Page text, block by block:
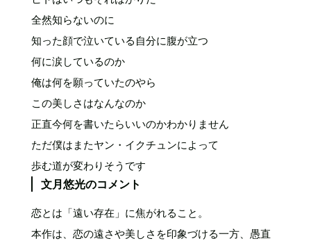
全然知らないのに
知った顔で泣いている自分に腹が立つ
何に涙しているのか
俺は何を願っていたのやら
この美しさはなんなのか
正直今何を書いたらいいのかわかりません
ただ僕はまたヤン・イクチュンによって
歩む道が変わりそうです
文月悠光のコメント
恋とは「遠い存在」に焦がれること。
本作は、恋の遠さや美しさを印象づける一方、愚直